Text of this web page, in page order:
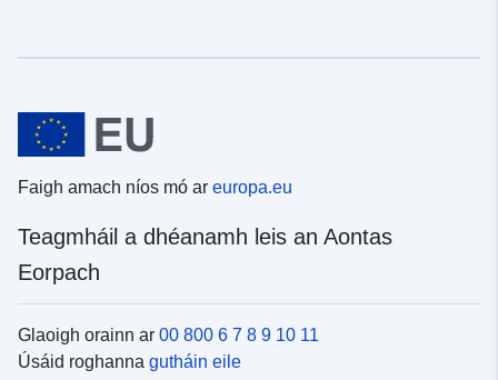
Faigh amach níos mó ar europa.eu
Teagmháil a dhéanamh leis an Aontas
Eorpach
Glaoigh orainn ar 00 800 6 7 8 9 10 11
Úsáid roghanna gutháin eile